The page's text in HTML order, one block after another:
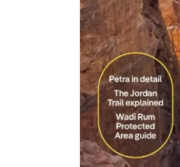
Powiększony kursor
Pomoc w czytaniu
Podkreślenie linków